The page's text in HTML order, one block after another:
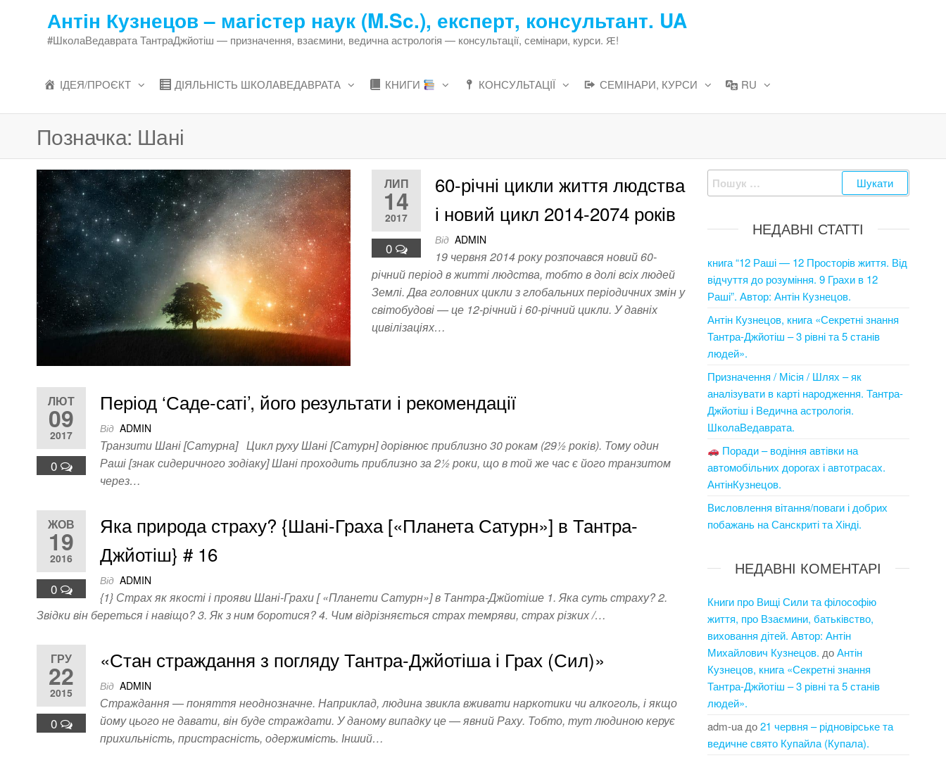
Антін Кузнецов – магістер наук (M.Sc.), експерт, консультант. UA
#ШколаВедаврата ТантраДжйотіш — призначення, взаємини, ведична астрологія — консультації, семінари, курси. Ԙ!
ІДЕЯ/ПРОЄКТ ДІЯЛЬНІСТЬ ШКОЛАВЕДАВРАТА КНИГИ КОНСУЛЬТАЦІЇ СЕМІНАРИ, КУРСИ RU
Позначка: Шані
ЛИП
14
2017
0
60-річні цикли життя людства
і новий цикл 2014-2074 років
Від ADMIN
19 червня 2014 року розпочався новий 60-
річний період в житті людства, тобто в долі всіх людей
Землі. Два головних цикли з глобальних періодичних змін у
світобудові — це 12-річний і 60-річний цикли. У давніх
цивілізаціях…
ЛЮТ
09
2017
0
Період ‘Саде-саті’, його результати і рекомендації
Від ADMIN
Транзити Шані [Сатурна] Цикл руху Шані [Сатурн] дорівнює приблизно 30 рокам (29½ років). Тому один
Раші [знак сидеричного зодіаку] Шані проходить приблизно за 2½ роки, що в той же час є його транзитом
через…
ЖОВ
19
2016
0
Яка природа страху? {Шані-Граха [«Планета Сатурн»] в Тантра-
Джйотіш} # 16
Від ADMIN
{1} Страх як якості і прояви Шані-Грахи [ «Планети Сатурн»] в Тантра-Джйотіше 1. Яка суть страху? 2.
Звідки він береться і навіщо? 3. Як з ним боротися? 4. Чим відрізняється страх темряви, страх різких /…
ГРУ
22
2015
0
«Стан страждання з погляду Тантра-Джйотіша і Грах (Сил)»
Від ADMIN
Страждання — поняття неоднозначне. Наприклад, людина звикла вживати наркотики чи алкоголь, і якщо
йому цього не давати, він буде страждати. У даному випадку це — явний Раху. Тобто, тут людиною керує
прихильність, пристрасність, одержимість. Інший…
Пошук:
НЕДАВНІ СТАТТІ
книга “12 Раші — 12 Просторів життя. Від
відчуття до розуміння. 9 Грахи в 12
Раші”. Автор: Антін Кузнецов.
Антін Кузнецов, книга «Секретні знання
Тантра-Джйотіш – 3 рівні та 5 станів
людей».
Призначення / Місія / Шлях – як
аналізувати в карті народження. Тантра-
Джйотіш і Ведична астрологія.
ШколаВедаврата.
Поради – водіння автівки на
автомобільних дорогах і автотрасах.
АнтінКузнецов.
Висловлення вітання/поваги і добрих
побажань на Санскриті та Хінді.
НЕДАВНІ КОМЕНТАРІ
Книги про Вищі Сили та філософію
життя, про Взаємини, батьківство,
виховання дітей. Автор: Антін
Михайлович Кузнецов. доАнтін
Кузнецов, книга «Секретні знання
Тантра-Джйотіш – 3 рівні та 5 станів
людей».
adm-uaдо21 червня – рідновірське та
ведичне свято Купайла (Купала).